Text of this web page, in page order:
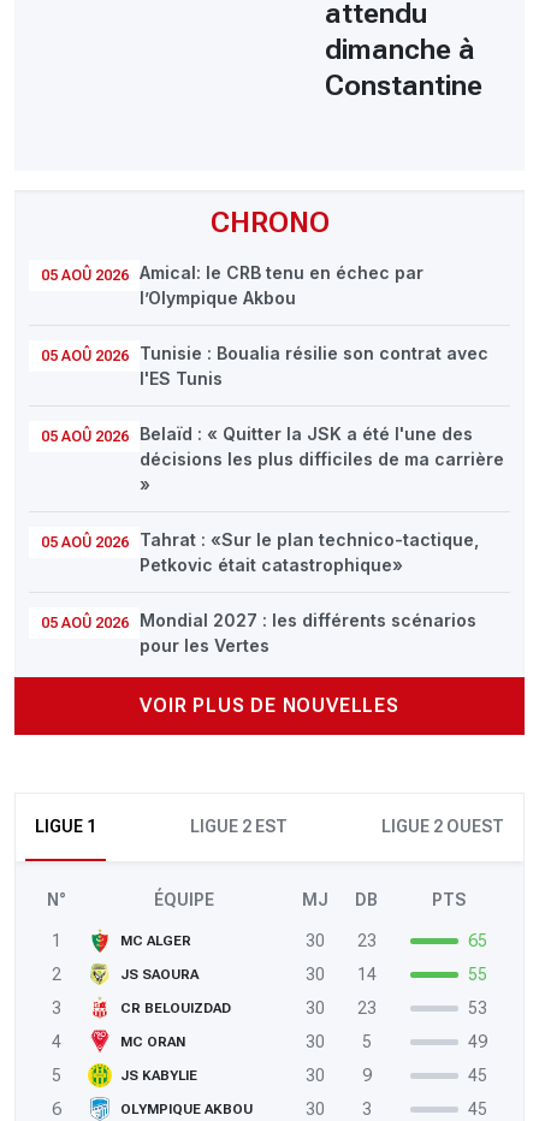
CHRONO
05 AOÛ 2026
Amical: le CRB tenu en échec par
l’Olympique Akbou
05 AOÛ 2026
Tunisie : Boualia résilie son contrat avec
l'ES Tunis
05 AOÛ 2026
Belaïd : « Quitter la JSK a été l'une des
décisions les plus difficiles de ma carrière
»
05 AOÛ 2026
Tahrat : «Sur le plan technico-tactique,
Petkovic était catastrophique»
05 AOÛ 2026
Mondial 2027 : les différents scénarios
pour les Vertes
VOIR PLUS DE NOUVELLES
LIGUE 1 LIGUE 2 EST LIGUE 2 OUEST
N° ÉQUIPE MJ DB PTS
1 MC ALGER 30 23
65
2
JS SAOURA 30 14
55
3
CR BELOUIZDAD 30 23
53
4
MC ORAN 30 5
49
5
JS KABYLIE 30 9
45
6
OLYMPIQUE AKBOU 30 3
45
attendu
dimanche à
Constantine